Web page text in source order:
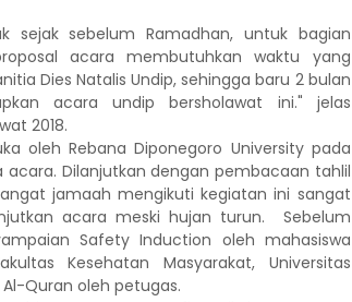
sejak sebelum Ramadhan, untuk bagian
acara membutuhkan waktu yang
Dies Natalis Undip, sehingga baru 2 bulan
acara undip bersholawat ini." jelas
2018.
oleh Rebana Diponegoro University pada
acara. Dilanjutkan dengan pembacaan tahlil
jamaah mengikuti kegiatan ini sangat
acara meski hujan turun.
Sebelum
Safety Induction oleh mahasiswa
Kesehatan Masyarakat, Universitas
Quran oleh petugas.